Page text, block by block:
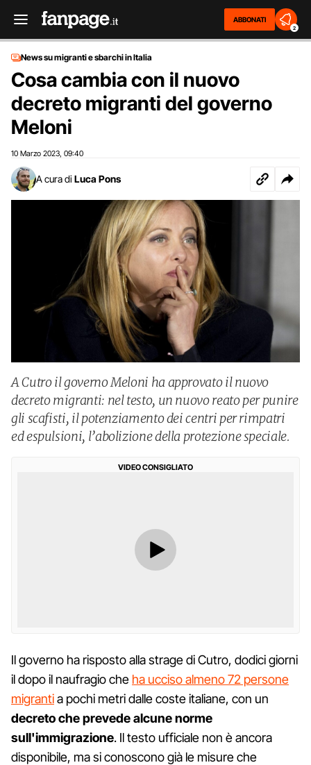
ABBONATI
2
News su migranti e sbarchi in Italia
Cosa cambia con il nuovo
decreto migranti del governo
Meloni
10 Marzo 2023 09:40
A cura di Luca Pons
A Cutro il governo Meloni ha approvato il nuovo
decreto migranti: nel testo, un nuovo reato per punire
gli scafisti, il potenziamento dei centri per rimpatri
ed espulsioni, l’abolizione della protezione speciale.
VIDEO CONSIGLIATO
Il governo ha risposto alla strage di Cutro, dodici giorni
il dopo il naufragio che ha ucciso almeno 72 persone
migrantia pochi metri dalle coste italiane, con un
decreto che prevede alcune norme
sull'immigrazione. Il testo ufficiale non è ancora
disponibile, ma si conoscono già le misure che